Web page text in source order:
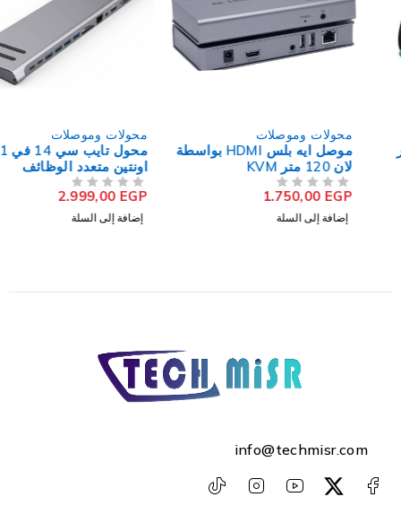
محولات وموصلات
موصل ايه بلس HDMI بواسطة
لان 120 متر KVM
CAT5E/6E/7(UTP/FTP)
1.750,00
إضافة إلى السلة
محولات وموصلات
محول تايب سي 14 في 1
اونتين متعدد الوظائف
9199A4K Docking Station
2.999,00
إضافة إلى السلة
info@techmisr.com